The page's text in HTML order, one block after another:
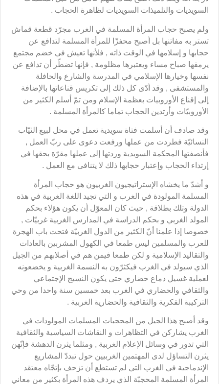
السويديات والتلميذات السويديات لظاهرة الحجاب .
ولم يصبح حجاب المرأة المسلمة في الغرب مجرّد قطعة قماش
تستر به مفاتنها بل أصبح محفزّا للمرأة المسلمة لتدافع عن
حجابها و إسلامها في الوقت ذاته , فلأنها تعيش في خضم مجتمع
يرمقها صباح مساء ويعتبرها مظلومة , فإنها تضطّر أن تدافع عن
نفسها وخيارها الإسلامي في المدرسة والشارع والحافلة
والمستشفى , وقد أدّى كل ذلك إلى تكريس قناعاتها بالإضافة
إلى إقناع الأوروبيات بعظمة الإسلام ومن تمّ أسلم الكثير من
الأوروبيّات وأرتدين الحجاب تماما كالمرأة المسلمة .
وقد صادف أن أسلمت فتاة سويدية تعمل في محل لبيع الثيّاب
النسائيّة فطردت من عملها ورفعت دعوى على ربّ العمل ,
فأنصفتها المحكمة السويدية وردتها إلى عملها مقرّة بحقها في
إرتداء الحجاب وإعتبار حجابها ذلك لا يتنافى مع العمل .
و أشدّ ما يخشاه الإستراتيجيون الغربيون هو حجاب المرأة
المسلمة المولودة في الغرب و التي تجيد اللغة الغربية في هذه
الدولة وتلك بطلاقة , حيث كان المعوّل أن يكون هؤلاء بحكم
المولد الغربي و بحكم الدراسة في المدارس الغربية غربيّات ,
خصوصا إذا علمنا أنّ الكثير من الدول الغربيّة فتحت باب الهجرة
للعرب والمسلمين ليس طمعا في الكهول المشربين بالعادات
والتقاليد الإسلامية و لكن طمعا فيمن هم في أصلابهم من الجيل
الذي سيولد في الغرب فيكثرّون به النسمة الغربية و يخضعونه
لعملية غسيل دماع حضاري حتى يكون النسيج الإجتماعي
والثقافي والحضاري في الغرب بعد خمسين سنة واحدا من وحي
التركيبة الفكرية والثقافية والحضارية الغربية .
وقد أصبح هذا الجيل من المحجبات المسلمات المولودات في
الغرب يشاركن في التظاهرات و النقاشات السياسية والثقافية
التي تدور في وسائل الإعلام الغربية , ومثلما يثرن الدهشة فإنّهن
يثرن التساؤل لدى المهتمين الغربيين حول تبددّ المشاريع
الإندماجية في الغرب التي لم تستطع أن تزحف بإتجّاه معتقد
المرأة المسلمة المحجبّة الذي يردف هذه المرأة بكثير من معاني